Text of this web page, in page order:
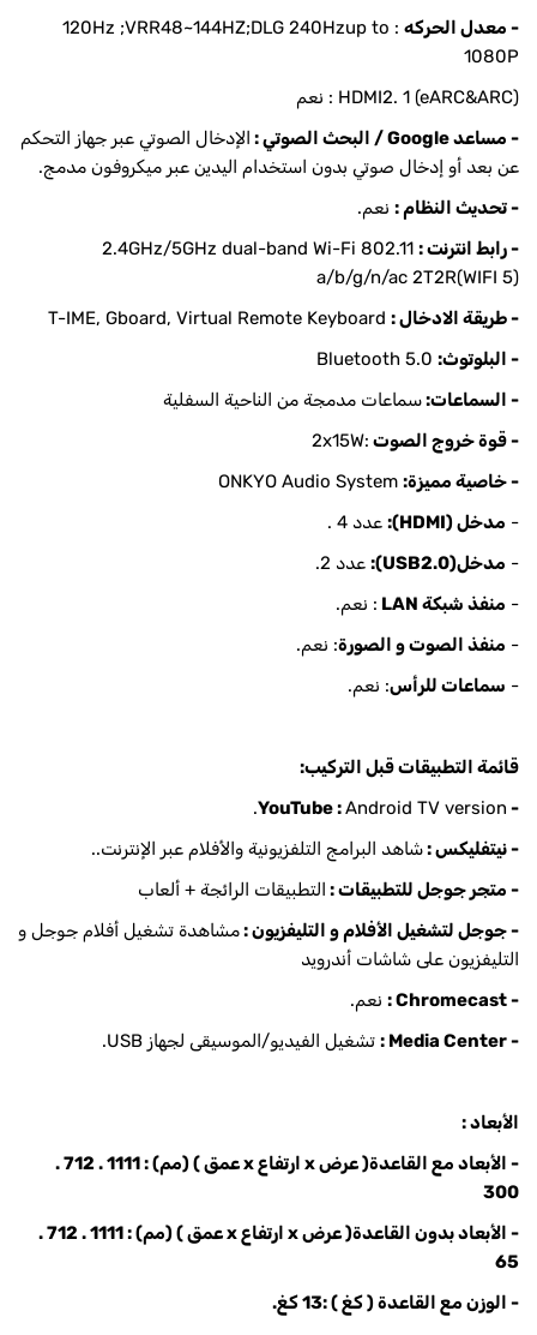
- معدل الحركه
: 120Hz ;VRR48~144HZ;DLG 240Hzup to
1080P
HDMI2. 1 (eARC&ARC) : نعم
- مساعد Google / البحث الصوتي :
الإدخال الصوتي عبر جهاز التحكم
عن بعد أو إدخال صوتي بدون استخدام اليدين عبر ميكروفون مدمج.
- تحديث النظام : نعم.
- رابط انترنت : 2.4GHz/5GHz dual-band Wi-Fi 802.11
a/b/g/n/ac 2T2R(WIFI 5)
- طريقة الادخال :
- البلوتوث:
- السماعات:سماعات مدمجة من الناحية السفلية
- قوة خروج الصوت :2x15W
- خاصية مميزة:
- مدخل (HDMI):
عدد 4 .
- مدخل(USB2.0):
عدد 2.
- منفذ شبكة LAN
: نعم.
- منفذ الصوت و الصورة: نعم.
- سماعات للرأس: نعم.
قائمة التطبيقات قبل التركيب:
- YouTube :
Android TV version.
- نيتفليكس :شاهد البرامج التلفزيونية والأفلام عبر الإنترنت..
- متجر جوجل للتطبيقات : التطبيقات الرائجة + ألعاب
- جوجل لتشغيل الأفلام و التليفزيون :مشاهدة تشغيل أفلام جوجل و
التليفزيون على شاشات أندرويد
- Chromecast :
نعم.
- Media Center :
تشغيل الفيديو/الموسيقى لجهاز USB.
الأبعاد :
- الأبعاد مع القاعدة( عرض x ارتفاع x عمق ) (مم) : 1111 . 712 .
300
- الأبعاد بدون القاعدة( عرض x ارتفاع x عمق ) (مم) : 1111 . 712 .
65
- الوزن مع القاعدة ( كغ ) :13 كغ.